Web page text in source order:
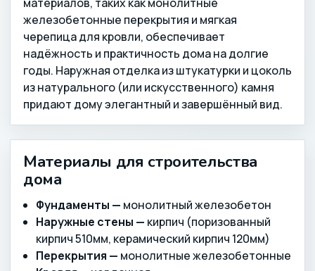
железобетонные перекрытия и мягкая
черепица для кровли, обеспечивает
надёжность и практичность дома на долгие
годы. Наружная отделка из штукатурки и цоколь
из натурального (или искусственного) камня
придают дому элегантный и завершённый вид.
Материалы для строительства
дома
Фундаменты — монолитный железобетон
Наружные стены — кирпич (поризованный
кирпич 510мм, керамический кирпич 120мм)
Перекрытия — монолитные железобетонные